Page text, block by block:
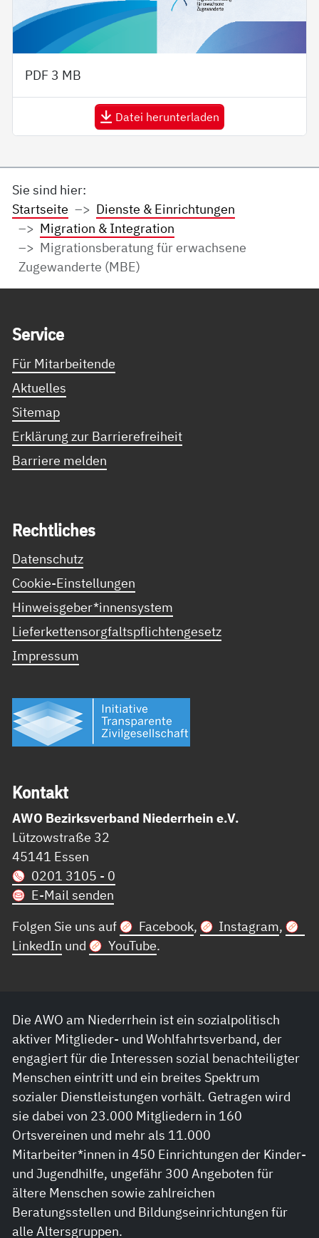
PDF 3 MB
Datei herunterladen
Sie sind hier:
Startseite
Dienste & Einrichtungen
Migration & Integration
Migrationsberatung für erwachsene
Zugewanderte (MBE)
Ser­vice
Für Mitarbeitende
Aktuelles
Sitemap
Erklärung zur Barrierefreiheit
Barriere melden
Recht­li­ches
Datenschutz
Cookie-Einstellungen
Hinweisgeber*innensystem
Lieferkettensorgfaltspflichtengesetz
Impressum
Kon­takt
AWO Bezirksverband Niederrhein e.V.
Lützowstraße 32
45141 Essen
0201 3105 - 0
E-Mail senden
Folgen Sie uns auf
Facebook, Instagram,
LinkedIn und YouTube.
Die AWO am Niederrhein ist ein sozialpolitisch
aktiver Mitglieder- und Wohlfahrtsverband, der
engagiert für die Interessen sozial benachteiligter
Menschen eintritt und ein breites Spektrum
sozialer Dienstleistungen vorhält. Getragen wird
sie dabei von 23.000 Mitgliedern in 160
Ortsvereinen und mehr als 11.000
Mitarbeiter*innen in 450 Einrichtungen der Kinder-
und Jugendhilfe, ungefähr 300 Angeboten für
ältere Menschen sowie zahlreichen
Beratungsstellen und Bildungseinrichtungen für
alle Altersgruppen.